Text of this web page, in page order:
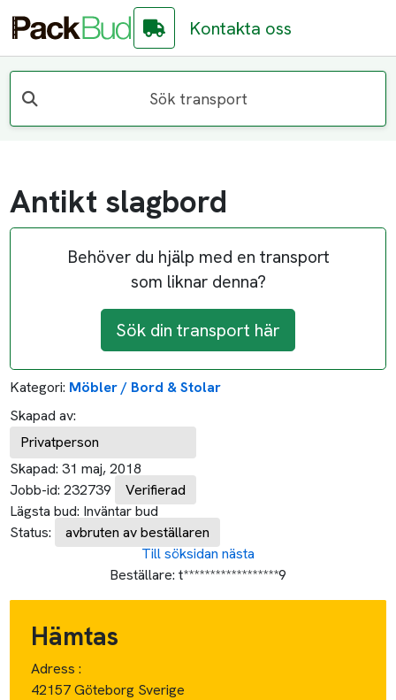
Kontakta oss
Sök transport
Antikt slagbord
Behöver du hjälp med en transport
som liknar denna?
Sök din transport här
Kategori: Möbler / Bord & Stolar
Skapad av:
Privatperson
Skapad: 31 maj, 2018
Jobb-id: 232739
Verifierad
Lägsta bud: Inväntar bud
Status:
avbruten av beställaren
Till söksidan nästa
Beställare: t******************9
Hämtas
Adress :
42157 Göteborg Sverige